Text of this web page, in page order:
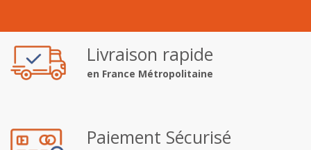
Livraison rapide
en France Métropolitaine
Paiement Sécurisé